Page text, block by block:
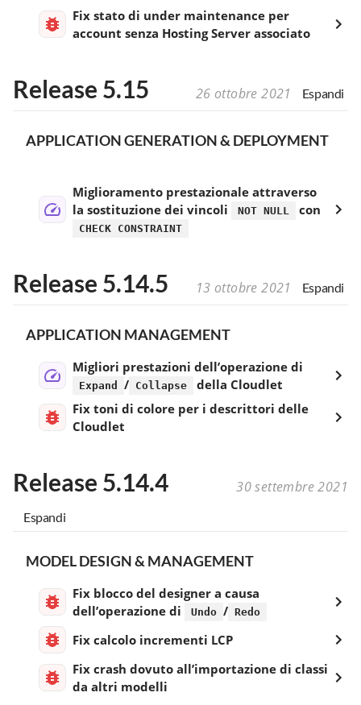
Fix stato di under maintenance per
account senza Hosting Server associato
Release 5.15 26 ottobre 2021 Espandi
APPLICATION GENERATION & DEPLOYMENT
Miglioramento prestazionale attraverso
la sostituzione dei vincoli
NOT NULL con
CHECK CONSTRAINT
Release 5.14.5 13 ottobre 2021 Espandi
APPLICATION MANAGEMENT
Migliori prestazioni dell’operazione di
Expand / Collapse
della Cloudlet
Fix toni di colore per i descrittori delle
Cloudlet
Release 5.14.4 30 settembre 2021
Espandi
MODEL DESIGN & MANAGEMENT
Fix blocco del designer a causa
dell’operazione di
Undo / Redo
Fix calcolo incrementi LCP
Fix crash dovuto all’importazione di classi
da altri modelli